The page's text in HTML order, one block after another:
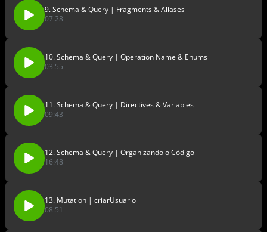
9. Schema & Query | Fragments & Aliases
07:28
10. Schema & Query | Operation Name & Enums
03:55
11. Schema & Query | Directives & Variables
09:43
12. Schema & Query | Organizando o Código
16:48
13. Mutation | criarUsuario
08:51